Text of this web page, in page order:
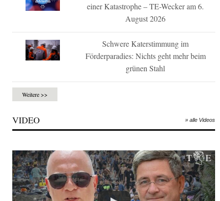
einer Katastrophe – TE-Wecker am 6.
August 2026
Schwere Katerstimmung im
Förderparadies: Nichts geht mehr beim
grünen Stahl
Weitere >>
VIDEO » alle Videos